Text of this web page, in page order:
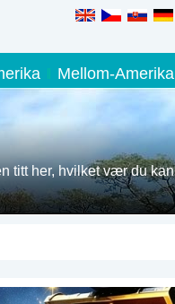
Mellom-Amerika
titt her, hvilket vær du kan